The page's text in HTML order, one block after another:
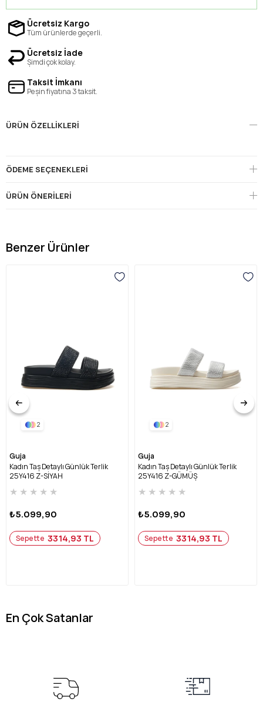
Ücretsiz Kargo
Tüm ürünlerde geçerli.
Ücretsiz İade
Şimdi çok kolay.
Taksit İmkanı
Peşin fiyatına 3 taksit.
ÜRÜN ÖZELLIKLERI
ÖDEME SEÇENEKLERI
ÜRÜN ÖNERILERI
Benzer Ürünler
2
Guja
Kadın Taş Detaylı Günlük Terlik
25Y416 Z-SİYAH
★ ★ ★ ★ ★
₺5.099,90
Sepette 3314,93 TL
2
Guja
Kadın Taş Detaylı Günlük Terlik
25Y416 Z-GÜMÜŞ
★ ★ ★ ★ ★
₺5.099,90
Sepette 3314,93 TL
En Çok Satanlar